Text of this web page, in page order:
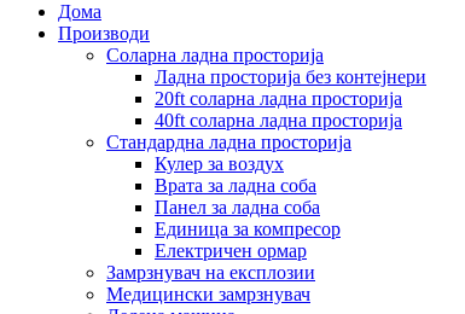
Дома
Производи
Соларна ладна просторија
Ладна просторија без контејнери
20ft соларна ладна просторија
40ft соларна ладна просторија
Стандардна ладна просторија
Кулер за воздух
Врата за ладна соба
Панел за ладна соба
Единица за компресор
Електричен ормар
Замрзнувач на експлозии
Медицински замрзнувач